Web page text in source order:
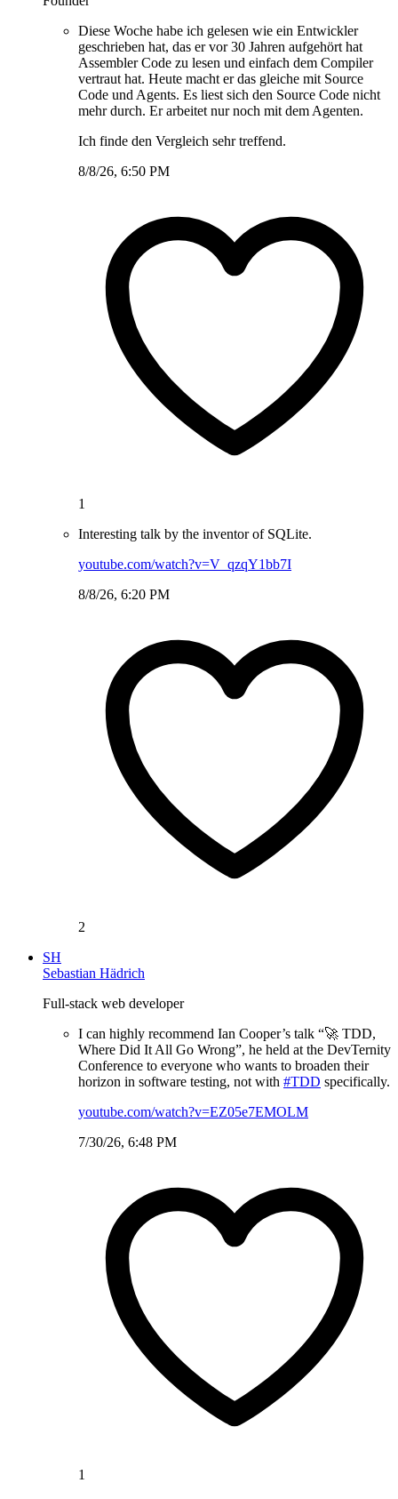
Diese Woche habe ich gelesen wie ein Entwickler
geschrieben hat, das er vor 30 Jahren aufgehört hat
Assembler Code zu lesen und einfach dem Compiler
vertraut hat. Heute macht er das gleiche mit Source
Code und Agents. Es liest sich den Source Code nicht
mehr durch. Er arbeitet nur noch mit dem Agenten.
Ich finde den Vergleich sehr treffend.
8/8/26, 6:50 PM
1
Interesting talk by the inventor of SQLite.
youtube.com/watch?v=V_qzqY1bb7I
8/8/26, 6:20 PM
2
SH
Sebastian Hädrich
Full-stack web developer
I can highly recommend Ian Cooper’s talk “🚀 TDD,
Where Did It All Go Wrong”, he held at the DevTernity
Conference to everyone who wants to broaden their
horizon in software testing, not with #TDD specifically.
youtube.com/watch?v=EZ05e7EMOLM
7/30/26, 6:48 PM
1